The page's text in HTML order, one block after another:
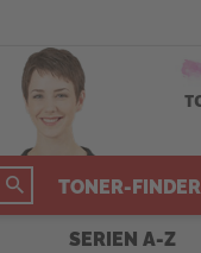
TONER-
SERIEN A-Z